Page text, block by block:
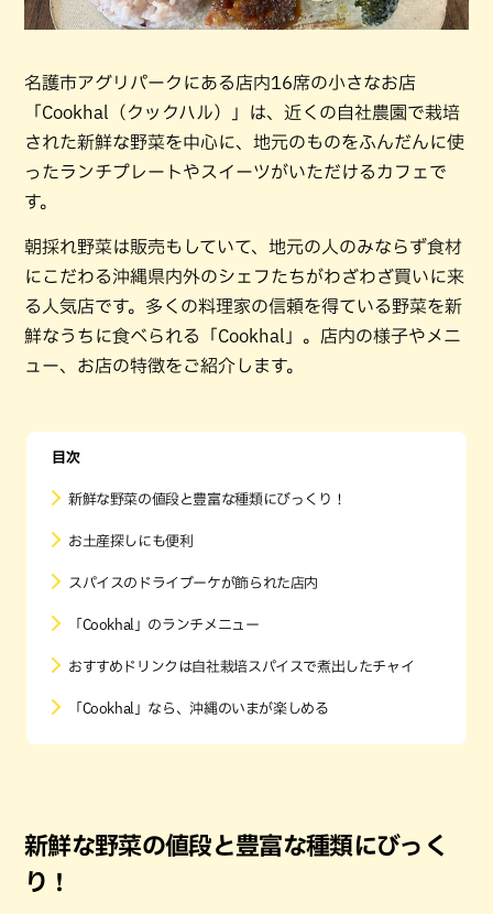
名護市アグリパークにある店内16席の小さなお店
「Cookhal（クックハル）」は、近くの自社農園で栽培
された新鮮な野菜を中心に、地元のものをふんだんに使
ったランチプレートやスイーツがいただけるカフェで
す。
朝採れ野菜は販売もしていて、地元の人のみならず食材
にこだわる沖縄県内外のシェフたちがわざわざ買いに来
る人気店です。多くの料理家の信頼を得ている野菜を新
鮮なうちに食べられる「Cookhal」。店内の様子やメニ
ュー、お店の特徴をご紹介します。
目次
新鮮な野菜の値段と豊富な種類にびっくり！
お土産探しにも便利
スパイスのドライブーケが飾られた店内
「Cookhal」のランチメニュー
おすすめドリンクは自社栽培スパイスで煮出したチャイ
「Cookhal」なら、沖縄のいまが楽しめる
新鮮な野菜の値段と豊富な種類にびっく
り！